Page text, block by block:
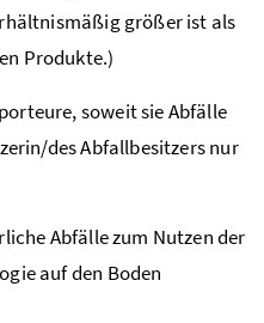
größer ist als
Produkte.)
soweit sie Abfälle
des Abfallbesitzers nur
Abfälle zum Nutzen der
auf den Boden